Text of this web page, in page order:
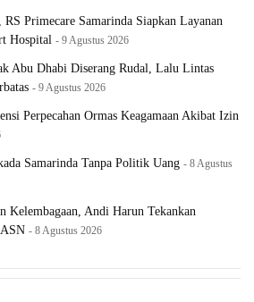
Primecare Samarinda Siapkan Layanan
Hospital
9 Agustus 2026
Abu Dhabi Diserang Rudal, Lalu Lintas
9 Agustus 2026
Perpecahan Ormas Keagamaan Akibat Izin
Samarinda Tanpa Politik Uang
8 Agustus
Kelembagaan, Andi Harun Tekankan
8 Agustus 2026